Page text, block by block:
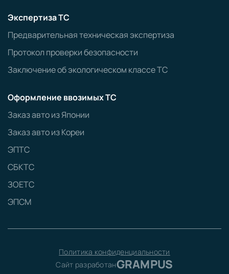
Экспертиза ТС
Предварительная техническая экспертиза
Протокол проверки безопасности
Заключение об экологическом классе ТС
Оформление ввозимых ТС
Заказ авто из Японии
Заказ авто из Кореи
ЭПТС
СБКТС
ЗОЕТС
ЭПСМ
Политика конфиденциальности
Сайт разработанGRAMPUS